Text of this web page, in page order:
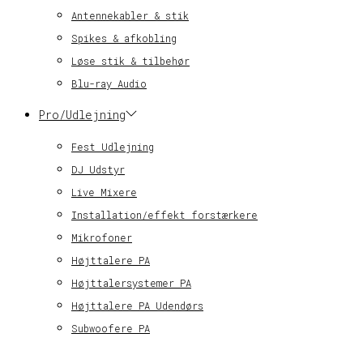
Antennekabler & stik
Spikes & afkobling
Løse stik & tilbehør
Blu-ray Audio
Pro/Udlejning
Fest Udlejning
DJ Udstyr
Live Mixere
Installation/effekt forstærkere
Mikrofoner
Højttalere PA
Højttalersystemer PA
Højttalere PA Udendørs
Subwoofere PA